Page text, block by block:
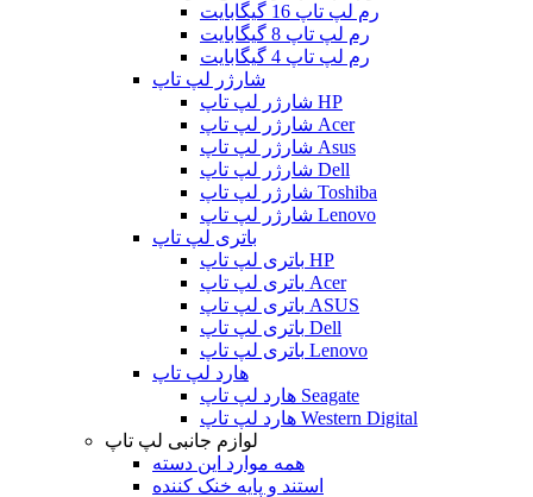
رم لپ تاپ 16 گیگابایت
رم لپ تاپ 8 گیگابایت
رم لپ تاپ 4 گیگابایت
شارژر لپ تاپ
شارژر لپ تاپ HP
شارژر لپ تاپ Acer
شارژر لپ تاپ Asus
شارژر لپ تاپ Dell
شارژر لپ تاپ Toshiba
شارژر لپ تاپ Lenovo
باتری لپ تاپ
باتری لپ تاپ HP
باتری لپ تاپ Acer
باتری لپ تاپ ASUS
باتری لپ تاپ Dell
باتری لپ تاپ Lenovo
هارد لپ تاپ
هارد لپ تاپ Seagate
هارد لپ تاپ Western Digital
لوازم جانبی لپ تاپ
همه موارد این دسته
استند و پایه خنک کننده